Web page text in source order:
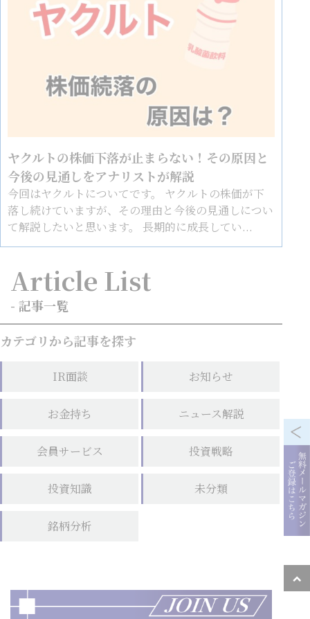
ヤクルトの株価下落が止まらない！その原因と
今後の見通しをアナリストが解説
今回はヤクルトについてです。 ヤクルトの株価が下
落し続けていますが、その理由と今後の見通しについ
て解説したいと思います。 長期的に成長してい...
Article List
- 記事一覧
カテゴリから記事を探す
IR面談 お知らせ
お金持ち ニュース解説
会員サービス 投資戦略
投資知識 未分類
銘柄分析